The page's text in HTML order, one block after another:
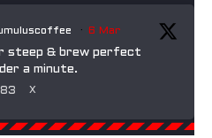
· 6 Mar
steep & brew perfect
a minute.
X